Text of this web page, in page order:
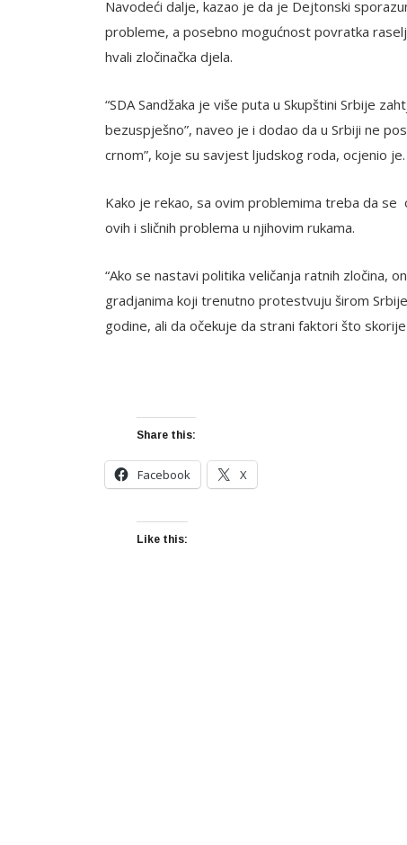
Navodeći dalje, kazao je da je Dejtonski
probleme, a posebno mogućnost povratka
hvali zločinačka djela.
“SDA Sandžaka je više puta u Skupštini Srbije
bezuspješno”, naveo je i dodao da u Srbiji ne
crnom”, koje su savjest ljudskog roda, ocjenio je.
Kako je rekao, sa ovim problemima treba da
ovih i sličnih problema u njihovim rukama.
“Ako se nastavi politika veličanja ratnih zločina,
gradjanima koji trenutno protestvuju širom
godine, ali da očekuje da strani faktori što
Share this:
Facebook X
Like this: